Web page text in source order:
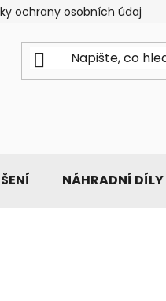
ochrany osobních údajů
NÁHRADNÍ DÍLY